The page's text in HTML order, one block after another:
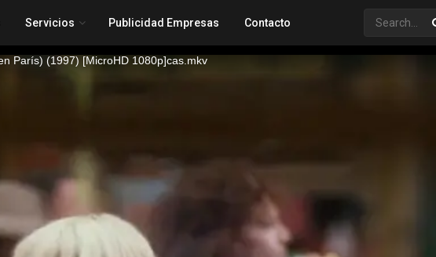
Servicios Publicidad Empresas Contacto